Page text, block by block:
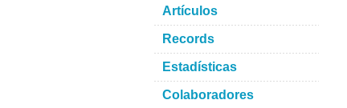
Artículos
Records
Estadísticas
Colaboradores